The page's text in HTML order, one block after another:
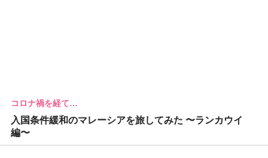
コロナ禍を経て…
入国条件緩和のマレーシアを旅してみた 〜ランカウイ
編〜